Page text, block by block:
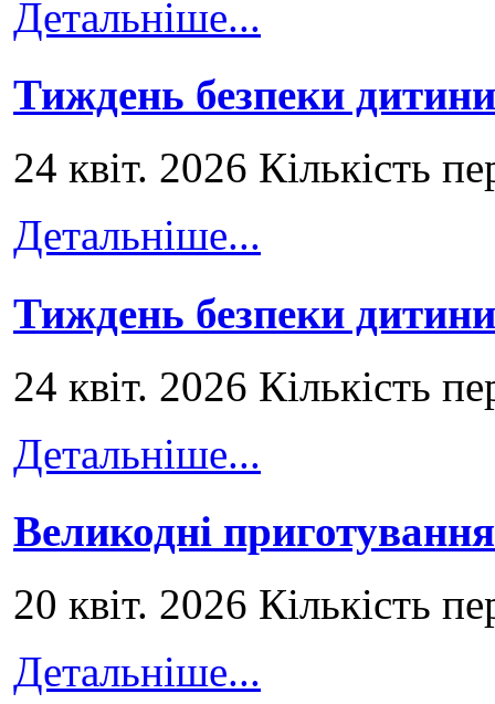
Детальніше...
Тиждень безпеки
24 квіт. 2026 Кількість
Детальніше...
Тиждень безпеки
24 квіт. 2026 Кількість
Детальніше...
Великодні приготування
20 квіт. 2026 Кількість
Детальніше...